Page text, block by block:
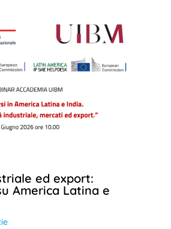
ed export:
America Latina e